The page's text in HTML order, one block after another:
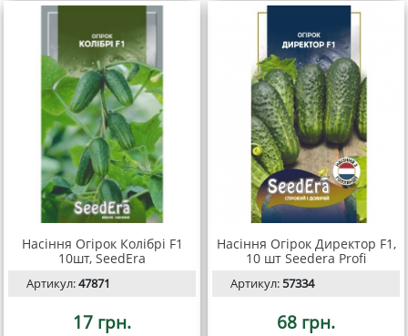
Насіння Огірок Колібрі F1
10шт, SeedEra
Артикул:47871
17 грн.
Насіння Огірок Директор F1,
10 шт Seedera Profi
Артикул:57334
68 грн.